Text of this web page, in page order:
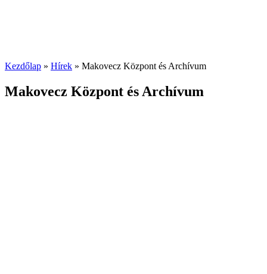
Kezdőlap » Hírek » Makovecz Központ és Archívum
Makovecz Központ és Archívum